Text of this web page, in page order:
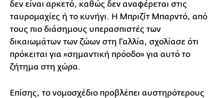
δεν είναι αρκετό, καθώς δεν αναφέρεται στις
ταυρομαχίες ή το κυνήγι. Η Μπριζίτ Μπαρντό, από
τους πιο διάσημους υπερασπιστές των
δικαιωμάτων των ζώων στη Γαλλία, σχολίασε ότι
πρόκειται για «σημαντική πρόοδο» για αυτό το
ζήτημα στη χώρα.
Επίσης, το νομοσχέδιο προβλέπει αυστηρότερους